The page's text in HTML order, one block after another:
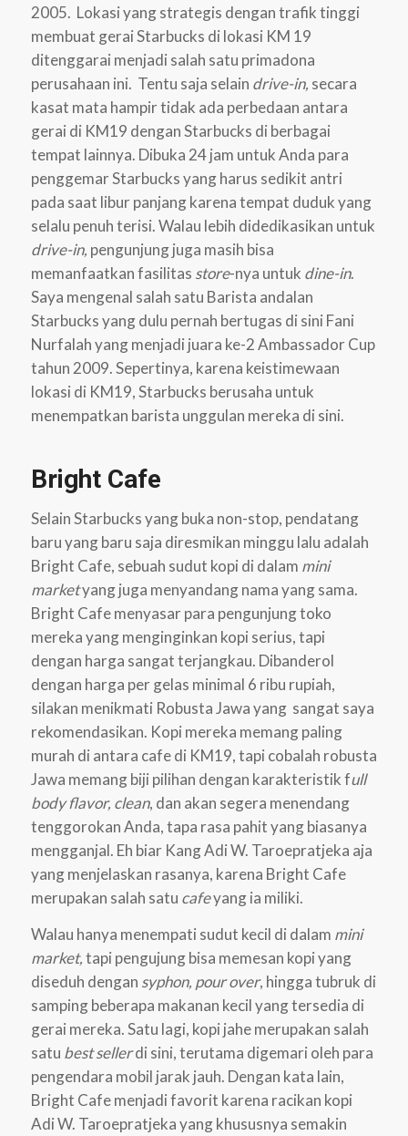
2005. Lokasi yang strategis dengan trafik tinggi
membuat gerai Starbucks di lokasi KM 19
ditenggarai menjadi salah satu primadona
perusahaan ini. Tentu saja selain drive-in, secara
kasat mata hampir tidak ada perbedaan antara
gerai di KM19 dengan Starbucks di berbagai
tempat lainnya. Dibuka 24 jam untuk Anda para
penggemar Starbucks yang harus sedikit antri
pada saat libur panjang karena tempat duduk yang
selalu penuh terisi. Walau lebih didedikasikan untuk
drive-in, pengunjung juga masih bisa
memanfaatkan fasilitas store-nya untuk dine-in.
Saya mengenal salah satu Barista andalan
Starbucks yang dulu pernah bertugas di sini Fani
Nurfalah yang menjadi juara ke-2 Ambassador Cup
tahun 2009. Sepertinya, karena keistimewaan
lokasi di KM19, Starbucks berusaha untuk
menempatkan barista unggulan mereka di sini.
Bright Cafe
Selain Starbucks yang buka non-stop, pendatang
baru yang baru saja diresmikan minggu lalu adalah
Bright Cafe, sebuah sudut kopi di dalam mini
marketyang juga menyandang nama yang sama.
Bright Cafe menyasar para pengunjung toko
mereka yang menginginkan kopi serius, tapi
dengan harga sangat terjangkau. Dibanderol
dengan harga per gelas minimal 6 ribu rupiah,
silakan menikmati Robusta Jawa yang sangat saya
rekomendasikan. Kopi mereka memang paling
murah di antara cafe di KM19, tapi cobalah robusta
Jawa memang biji pilihan dengan karakteristik full
body flavor, clean, dan akan segera menendang
tenggorokan Anda, tapa rasa pahit yang biasanya
mengganjal. Eh biar Kang Adi W. Taroepratjeka aja
yang menjelaskan rasanya, karena Bright Cafe
merupakan salah satu cafeyang ia miliki.
Walau hanya menempati sudut kecil di dalam mini
market,tapi pengujung bisa memesan kopi yang
diseduh dengan syphon, pour over, hingga tubruk di
samping beberapa makanan kecil yang tersedia di
gerai mereka. Satu lagi, kopi jahe merupakan salah
satu best sellerdi sini, terutama digemari oleh para
pengendara mobil jarak jauh. Dengan kata lain,
Bright Cafe menjadi favorit karena racikan kopi
Adi W. Taroepratjeka yang khususnya semakin